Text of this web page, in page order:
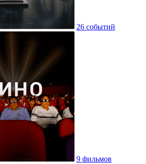
26 событий
9 фильмов